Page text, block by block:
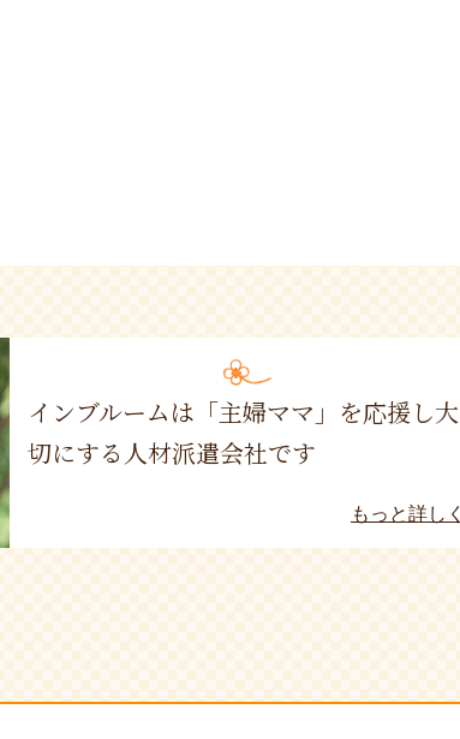
インブルームは「主婦ママ」を応援し大
切にする人材派遣会社です
もっと詳しく